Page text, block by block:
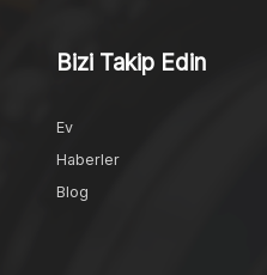
Bizi Takip Edin
Ev
Haberler
Blog